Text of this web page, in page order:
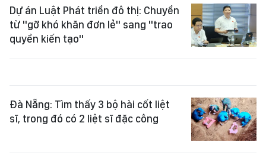
Dự án Luật Phát triển đô thị: Chuyển
từ "gỡ khó khăn đơn lẻ" sang "trao
quyền kiến tạo"
Đà Nẵng: Tìm thấy 3 bộ hài cốt liệt
sĩ, trong đó có 2 liệt sĩ đặc công